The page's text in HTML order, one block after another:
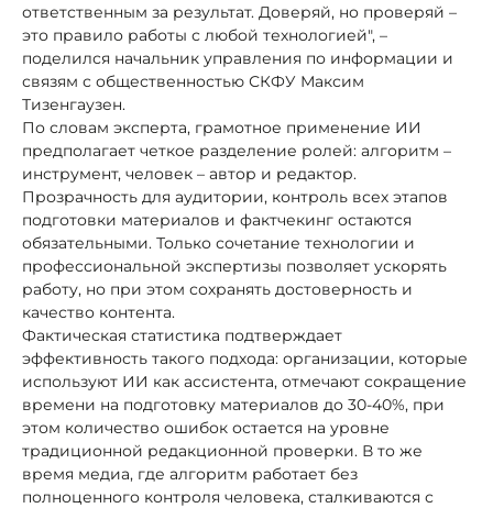
ответственным за результат. Доверяй, но проверяй –
это правило работы с любой технологией", –
поделился начальник управления по информации и
связям с общественностью СКФУ Максим
Тизенгаузен.
По словам эксперта, грамотное применение ИИ
предполагает четкое разделение ролей: алгоритм –
инструмент, человек – автор и редактор.
Прозрачность для аудитории, контроль всех этапов
подготовки материалов и фактчекинг остаются
обязательными. Только сочетание технологии и
профессиональной экспертизы позволяет ускорять
работу, но при этом сохранять достоверность и
качество контента.
Фактическая статистика подтверждает
эффективность такого подхода: организации, которые
используют ИИ как ассистента, отмечают сокращение
времени на подготовку материалов до 30-40%, при
этом количество ошибок остается на уровне
традиционной редакционной проверки. В то же
время медиа, где алгоритм работает без
полноценного контроля человека, сталкиваются с